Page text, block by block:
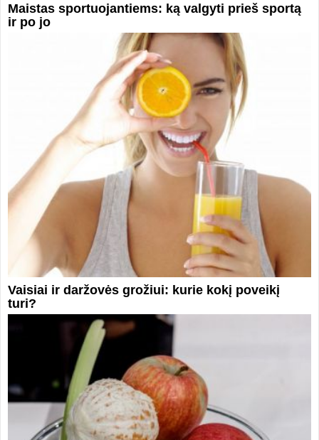
Maistas sportuojantiems: ką valgyti prieš sportą
ir po jo
Vaisiai ir daržovės grožiui: kurie kokį poveikį
turi?